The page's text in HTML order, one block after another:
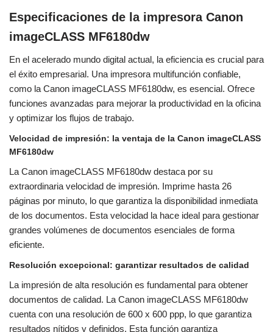
Especificaciones de la impresora Canon
imageCLASS MF6180dw
En el acelerado mundo digital actual, la eficiencia es crucial para
el éxito empresarial. Una impresora multifunción confiable,
como la Canon imageCLASS MF6180dw, es esencial. Ofrece
funciones avanzadas para mejorar la productividad en la oficina
y optimizar los flujos de trabajo.
Velocidad de impresión: la ventaja de la Canon imageCLASS
MF6180dw
La Canon imageCLASS MF6180dw destaca por su
extraordinaria velocidad de impresión. Imprime hasta 26
páginas por minuto, lo que garantiza la disponibilidad inmediata
de los documentos. Esta velocidad la hace ideal para gestionar
grandes volúmenes de documentos esenciales de forma
eficiente.
Resolución excepcional: garantizar resultados de calidad
La impresión de alta resolución es fundamental para obtener
documentos de calidad. La Canon imageCLASS MF6180dw
cuenta con una resolución de 600 x 600 ppp, lo que garantiza
resultados nítidos y definidos. Esta función garantiza